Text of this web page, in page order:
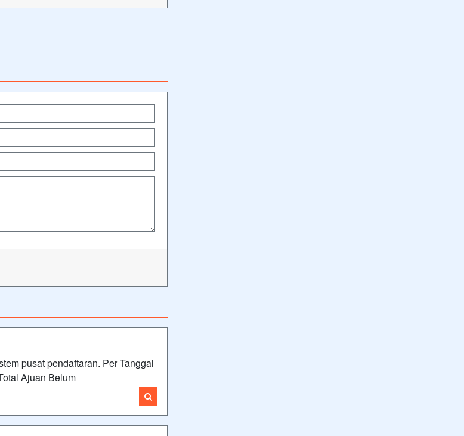
pusat pendaftaran. Per Tanggal
Ajuan Belum